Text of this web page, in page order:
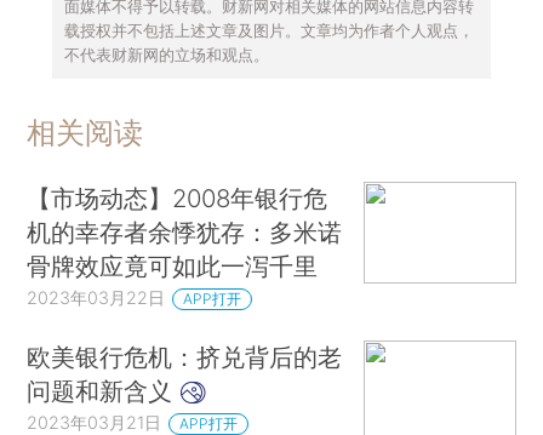
面媒体不得予以转载。财新网对相关媒体的网站信息内容转
载授权并不包括上述文章及图片。文章均为作者个人观点，
不代表财新网的立场和观点。
相关阅读
【市场动态】2008年银行危
机的幸存者余悸犹存：多米诺
骨牌效应竟可如此一泻千里
2023年03月22日 APP打开
欧美银行危机：挤兑背后的老
问题和新含义
2023年03月21日 APP打开